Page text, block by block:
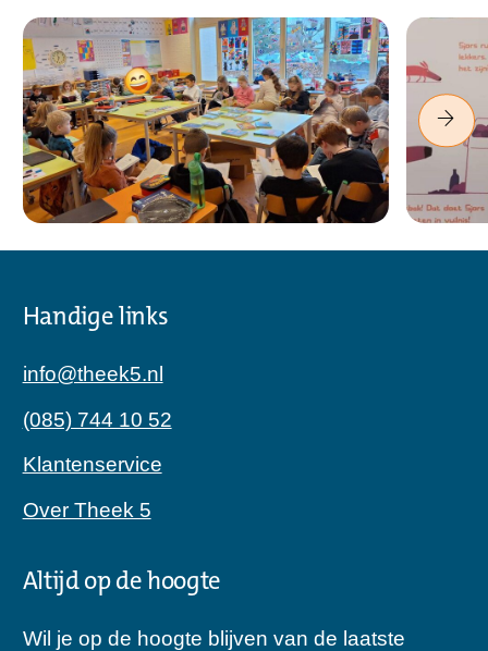
Handige links
info@theek5.nl
(085) 744 10 52
Klantenservice
Over Theek 5
Altijd op de hoogte
Wil je op de hoogte blijven van de laatste